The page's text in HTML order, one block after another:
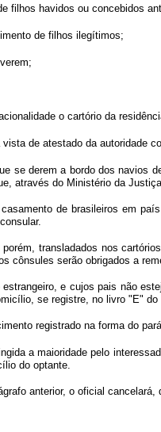
filhos havidos ou concebidos
de filhos ilegítimos;
o cartório da
de atestado da autoridade
se derem a bordo dos navios
através do Ministério da
de brasileiros em
transladados nos
cônsules serão obrigados a
e cujos pais não
se registre, no livro "E"
registrado na forma do
a maioridade pelo
do optante.
anterior, o oficial